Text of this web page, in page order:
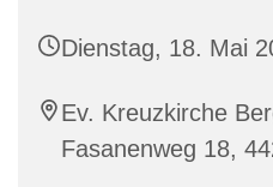
Dienstag, 18. Mai
Ev. Kreuzkirche
Fasanenweg 18,